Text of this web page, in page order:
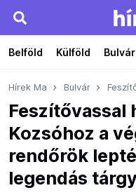
Belföld Külföld Bulvár
Hírek Ma Bulvár Feszítővassal
Feszítővassal
Kozsóhoz a
rendőrök
legendás